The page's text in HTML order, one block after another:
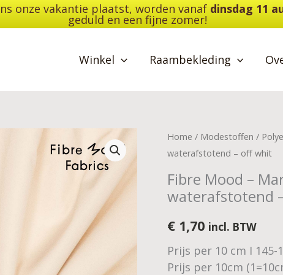
onze vakantie plaatst, worden vanaf dinsdag 11
geduld en een fijne zomer!
Winkel Raambekleding
Home / Modestoffen /
waterafstotend – off whit
Fibre Mood –
waterafstotend
€ 1,70 incl. BTW
Prijs per 10 cm I 145-
Prijs per 10cm
Fibre
Mood
MarleyISolaris
-
trench
stof
-
waterafstotend